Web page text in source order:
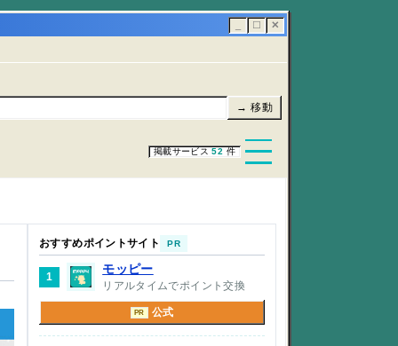
☐ ✕
→ 移動
掲載サービス52 件
おすすめポイントサイト PR
1
モッピー
リアルタイムでポイント交換
PR 公式